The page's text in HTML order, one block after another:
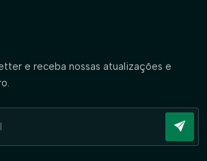
e receba nossas atualizações e